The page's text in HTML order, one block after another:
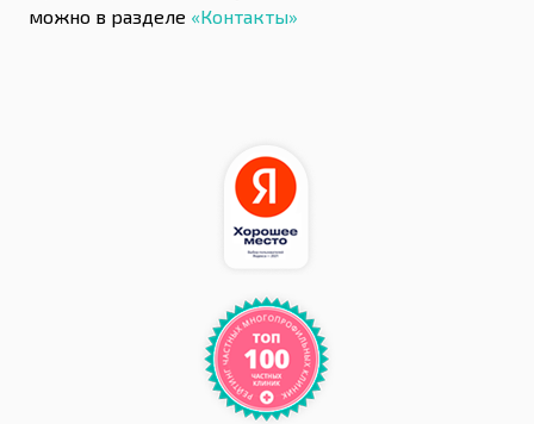
можно в разделе «Контакты»